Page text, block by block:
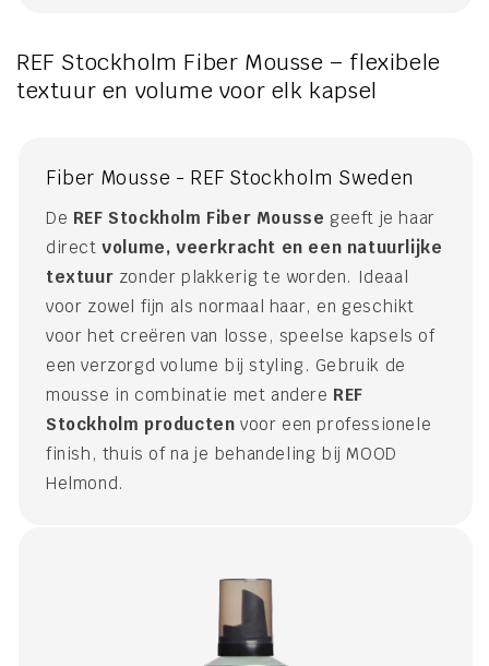
REF Stockholm Fiber Mousse – flexibele
textuur en volume voor elk kapsel
Fiber Mousse - REF Stockholm Sweden
De REF Stockholm Fiber Mousse geeft je haar
directvolume, veerkracht en een natuurlijke
textuur zonder plakkerig te worden. Ideaal
voor zowel fijn als normaal haar, en geschikt
voor het creëren van losse, speelse kapsels of
een verzorgd volume bij styling. Gebruik de
mousse in combinatie met andere REF
Stockholm producten voor een professionele
finish, thuis of na je behandeling bij MOOD
Helmond.